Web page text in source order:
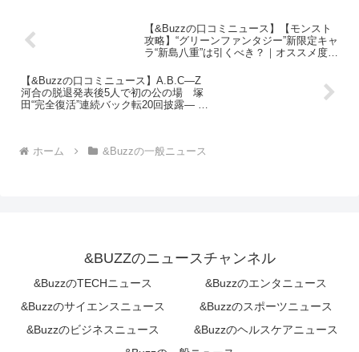
【&Buzzの口コミニュース】【モンスト
攻略】“グリーンファンタジー”新限定キャ
ラ“新島八重”は引くべき？｜オススメ度を
イト】
【&Buzzの口コミニュース】A.B.C―Z
河合の脱退発表後5人で初の公の場 塚
田“完全復活”連続バック転20回披露― ス
ホーム &Buzzの一般ニュース
&BUZZのニュースチャンネル
&BuzzのTECHニュース
&Buzzのエンタニュース
&Buzzのサイエンスニュース
&Buzzのスポーツニュース
&Buzzのビジネスニュース
&Buzzのヘルスケアニュース